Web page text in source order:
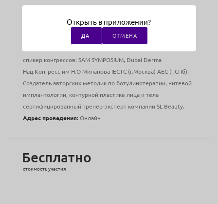
Пластический хирург, врач-дерматовенеролог, врач-
косметолог, флеболог травматолог-ортопед, бизнес-тренер,
спикер конгрессов: SAM SYMPOSIUM, Dubai Derma
Нац.Конгресс им Н.О Миланова IECTC (г.Москва) AEC (г.СПб).
Cоздатель авторских методик по ботулинотерапии, нитевой
имплантологии, контурной пластике лица и тела
сертифицированный тренер-эксперт компании SL Beauty.
Адрес проведения: Онлайн
Бесплатно
стоимость участия
Открыть в приложении?
ДА ОТМЕНА